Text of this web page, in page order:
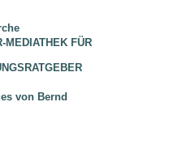
FÜR
von Bernd